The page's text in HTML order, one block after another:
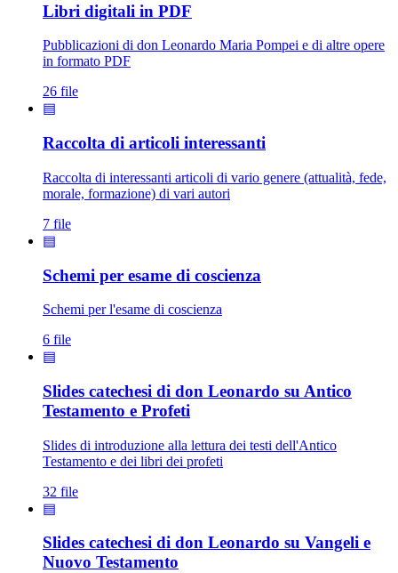
Libri digitali in PDF
Pubblicazioni di don Leonardo Maria Pompei e di altre opere
in formato PDF
26 file
▤
Raccolta di articoli interessanti
Raccolta di interessanti articoli di vario genere (attualità, fede,
morale, formazione) di vari autori
7 file
▤
Schemi per esame di coscienza
Schemi per l'esame di coscienza
6 file
▤
Slides catechesi di don Leonardo su Antico
Testamento e Profeti
Slides di introduzione alla lettura dei testi dell'Antico
Testamento e dei libri dei profeti
32 file
▤
Slides catechesi di don Leonardo su Vangeli e
Nuovo Testamento